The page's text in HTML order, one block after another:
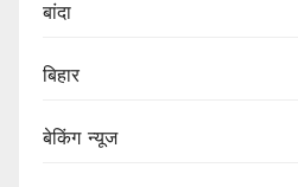
बांदा
बिहार
बेकिंग न्यूज